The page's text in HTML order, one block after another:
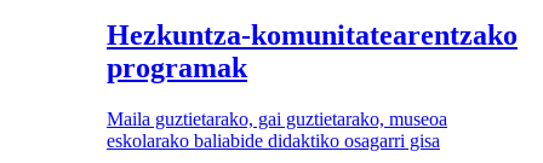
Hezkuntza-komunitatearentzako
programak
Maila guztietarako, gai guztietarako, museoa
eskolarako baliabide didaktiko osagarri gisa